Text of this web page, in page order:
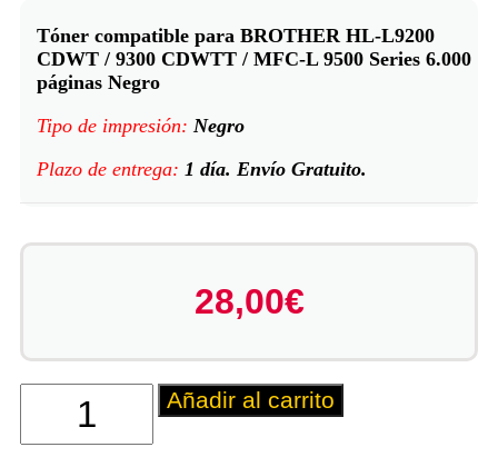
Tóner compatible para BROTHER HL-L9200
CDWT / 9300 CDWTT / MFC-L 9500 Series 6.000
páginas Negro
Tipo de impresión: Negro
Plazo de entrega: 1 día. Envío Gratuito.
28,00€
Añadir al carrito